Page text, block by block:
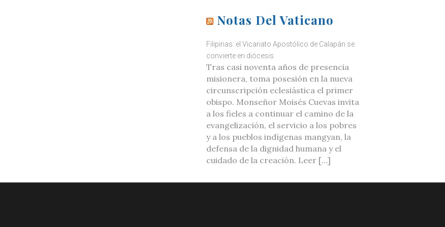
Notas Del Vaticano
Filipinas: el Vicariato Apostólico de Calapán se
convierte en diócesis
Tras casi noventa años de presencia
misionera, toma posesión en la nueva
circunscripción eclesiástica el primer
obispo. Monseñor Moisés Cuevas invita
a los fieles a continuar el camino de la
evangelización, el servicio a los pobres
y a los pueblos indígenas mangyan, la
defensa de la dignidad humana y el
cuidado de la creación. Leer […]